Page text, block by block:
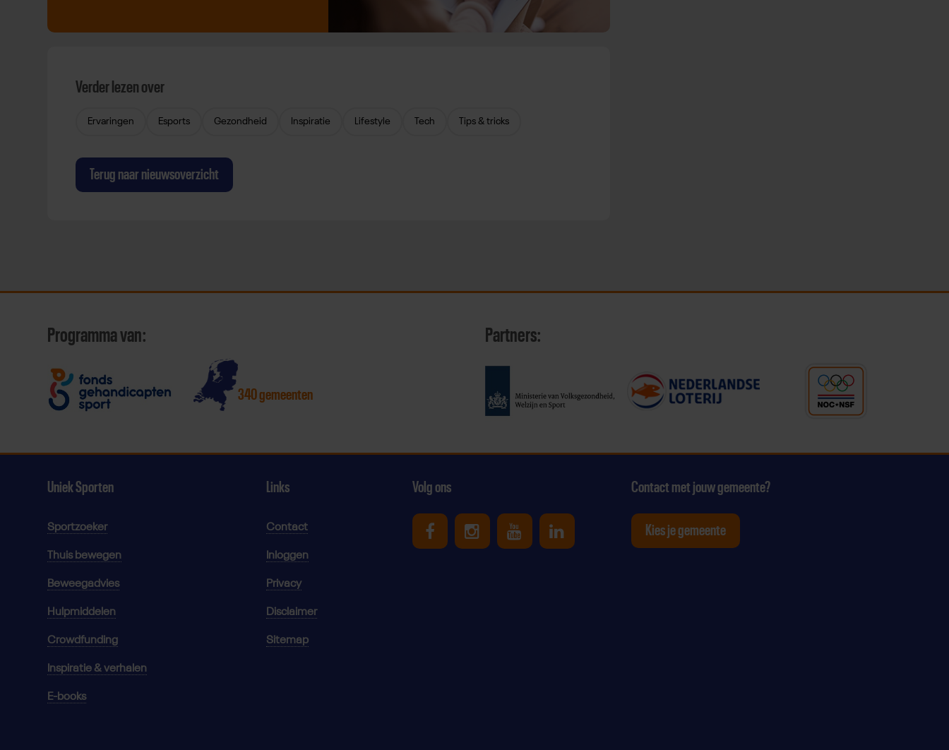
Verder lezen over
Ervaringen Esports Gezondheid Inspiratie Lifestyle Tech Tips & tricks
Terug naar nieuwsoverzicht
Programma van:
340 gemeenten
Partners:
Uniek Sporten
Sportzoeker
Thuis bewegen
Beweegadvies
Hulpmiddelen
Crowdfunding
Inspiratie & verhalen
E-books
Links
Contact
Inloggen
Privacy
Disclaimer
Sitemap
Volg ons
Uniek Sporten op Facebook
Uniek Sporten op Instagram
Uniek Sporten op Youtube
Uniek Sporten op Linkedin
Contact met jouw gemeente?
Kies je gemeente